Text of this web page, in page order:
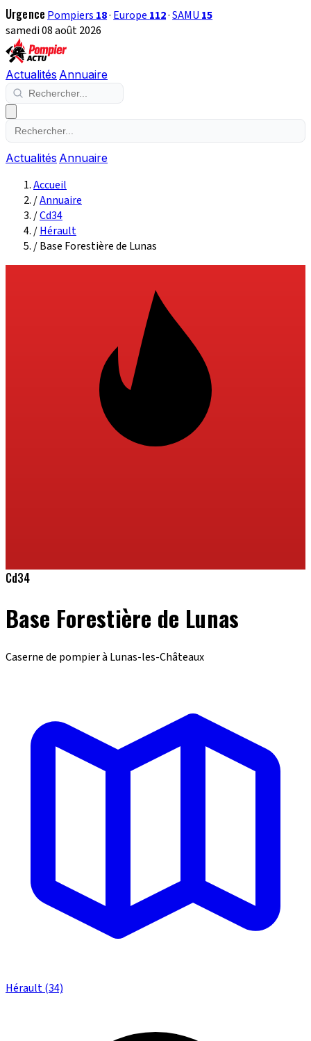
Urgence Pompiers 18· Europe 112·SAMU 15
samedi 08 août 2026
Actualités Annuaire
Actualités Annuaire
Accueil
/Annuaire
/Cd34
/Hérault
/Base Forestière de Lunas
Cd34
Base Forestière de Lunas
Caserne de pompier à Lunas-les-Châteaux
Hérault (34)